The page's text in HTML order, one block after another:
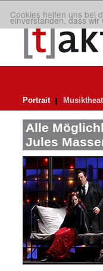
Cookies helfen uns bei
einverstanden, dass
Portrait
Alle
Jules